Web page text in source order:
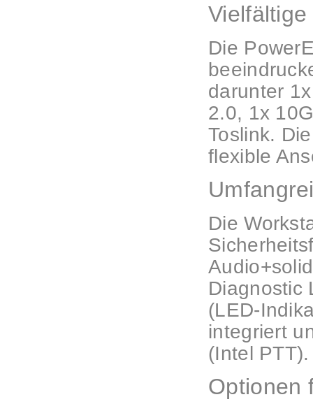
Die
darunter
2.0, 1x
Toslink.
flexible
Die
Diagnostic
(LED-
integriert
(Intel PTT).
Optionen